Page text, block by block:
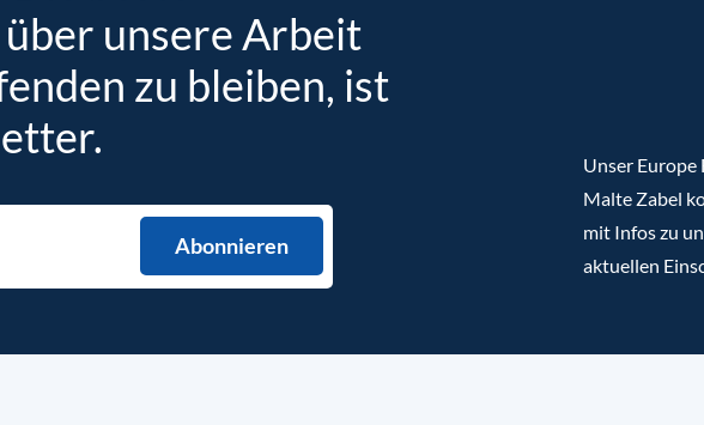
unsere Arbeit
zu bleiben, ist
Unser
Malte Zabel
mit Infos zu
aktuellen